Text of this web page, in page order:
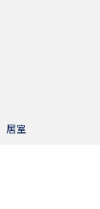
居室